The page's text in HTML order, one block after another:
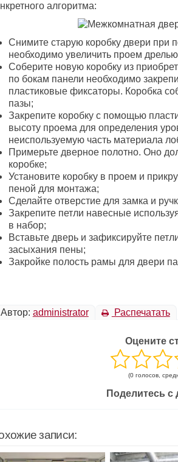
алгоритма:
Снимите старую коробку двери при
необходимо увеличить проем
Соберите новую коробку из
по бокам панели необходимо
пластиковые фиксаторы. Коробка
пазы;
Закрепите коробку с помощью
высоту проема для определения
неиспользуемую часть материала
Примерьте дверное полотно. Оно
коробке;
Установите коробку в проем и
пеной для монтажа;
Сделайте отверстие для замка и
Закрепите петли навесные
в набор;
Вставьте дверь и зафиксируйте
засыхания пены;
Закройке полость рамы для двери
Автор: administrator Распечатать
Оцените
(0 голосов,
Поделитесь с
записи: